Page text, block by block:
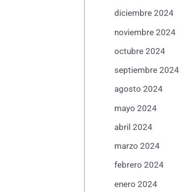
diciembre 2024
noviembre 2024
octubre 2024
septiembre 2024
agosto 2024
mayo 2024
abril 2024
marzo 2024
febrero 2024
enero 2024